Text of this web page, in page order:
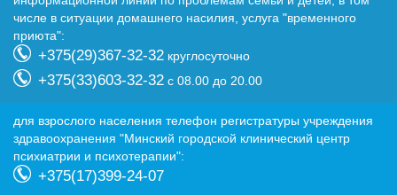
числе в ситуации домашнего насилия, услуга "временного
приюта":
+375(29)367-32-32 круглосуточно
+375(33)603-32-32 с 08.00 до 20.00
для взрослого населения телефон регистратуры учреждения
здравоохранения "Минский городской клинический центр
психиатрии и психотерапии":
+375(17)399-24-07